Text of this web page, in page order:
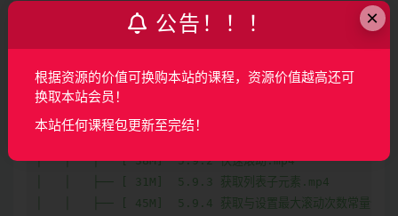
×
公告！！！
根据资源的价值可换购本站的课程，资源价值越高还可
换取本站会员！
本站任何课程包更新至完结！